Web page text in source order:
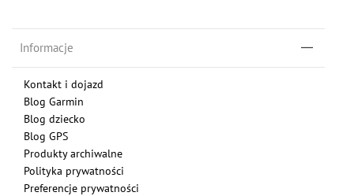
Informacje
Kontakt i dojazd
Blog Garmin
Blog dziecko
Blog GPS
Produkty archiwalne
Polityka prywatności
Preferencje prywatności